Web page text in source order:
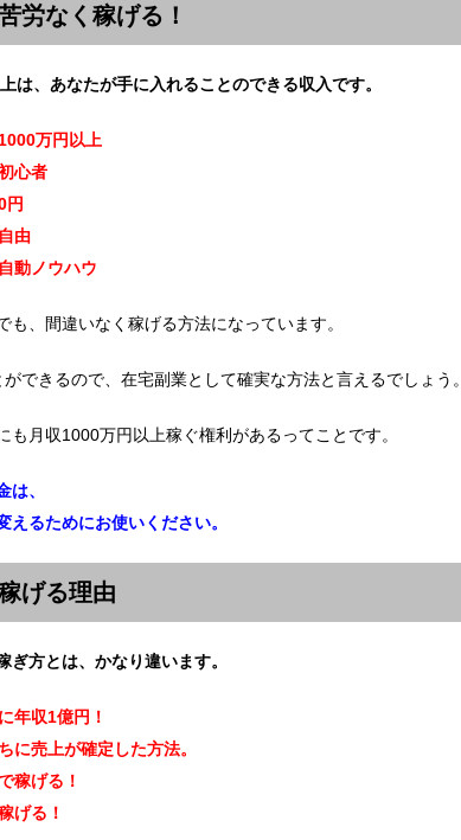
労なく稼げる！
は、あなたが手に入れることのできる収入です。
1000万円以上
心者
円
自由
自動ノウハウ
も、間違いなく稼げる方法になっています。
できるので、在宅副業として確実な方法と言えるでしょう。
も月収1000万円以上稼ぐ権利があるってことです。
は、
えるためにお使いください。
げる理由
ぎ方とは、かなり違います。
年収1億円！
に売上が確定した方法。
稼げる！
げる！